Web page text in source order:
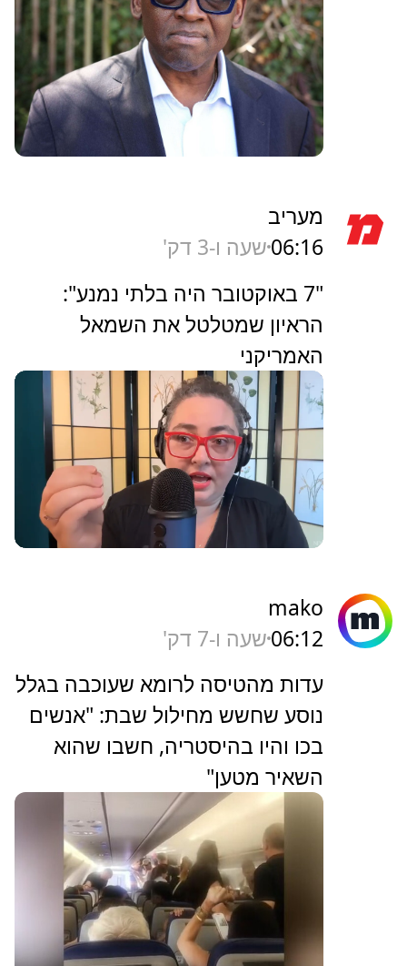
מעריב
06:16שעה ו-3 דק'
"7 באוקטובר היה בלתי נמנע":
הראיון שמטלטל את השמאל
האמריקני
mako
06:12שעה ו-7 דק'
עדות מהטיסה לרומא שעוכבה בגלל
נוסע שחשש מחילול שבת: "אנשים
בכו והיו בהיסטריה, חשבו שהוא
השאיר מטען"